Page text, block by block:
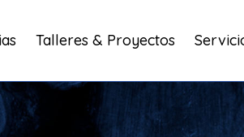
Talleres & Proyectos